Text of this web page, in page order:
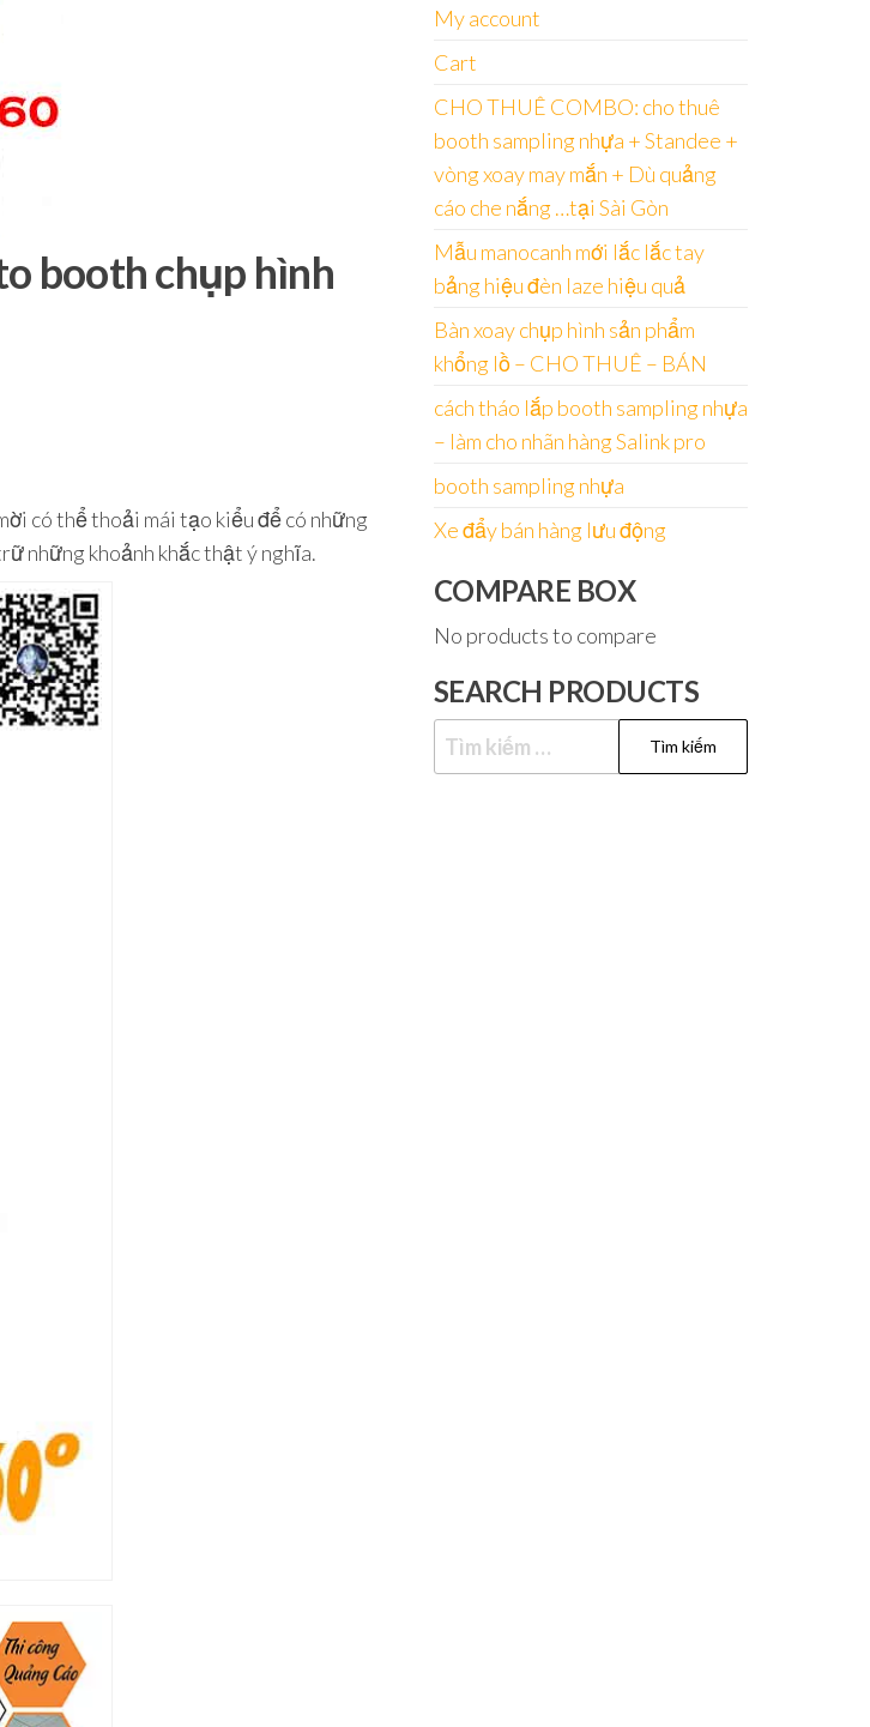
booth chụp hình
có thể thoải mái tạo kiểu để có những
những khoảnh khắc thật ý nghĩa.
My account
Cart
CHO THUÊ COMBO: cho thuê
booth sampling nhựa + Standee +
vòng xoay may mắn + Dù quảng
cáo che nắng …tại Sài Gòn
Mẫu manocanh mới lắc lắc tay
bảng hiệu đèn laze hiệu quả
Bàn xoay chụp hình sản phẩm
khổng lồ – CHO THUÊ – BÁN
cách tháo lắp booth sampling nhựa
– làm cho nhãn hàng Salink pro
booth sampling nhựa
Xe đẩy bán hàng lưu động
COMPARE BOX
No products to compare
SEARCH PRODUCTS
Tìm
kiếm